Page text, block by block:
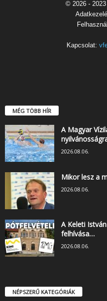
© 2026 -
Kapcsolat:
MÉG TÖBB HÍR
A Magyar
2026.08.06.
Mikor lesz a
2026.08.06.
A Keleti
felhívása…
2026.08.06.
NÉPSZERŰ KATEGÓRIÁK